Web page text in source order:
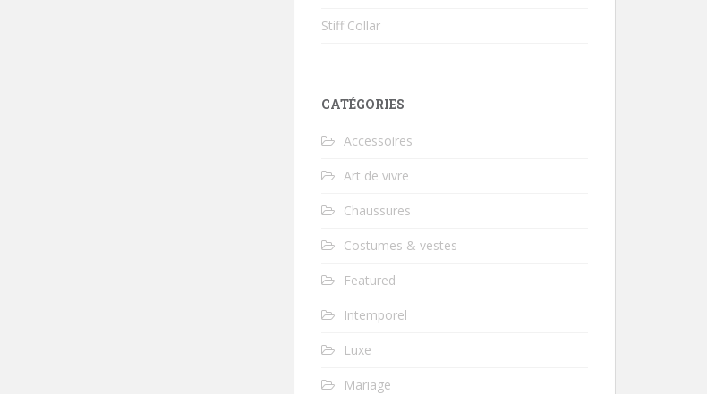
Stiff Collar
CATÉGORIES
Accessoires
Art de vivre
Chaussures
Costumes & vestes
Featured
Intemporel
Luxe
Mariage